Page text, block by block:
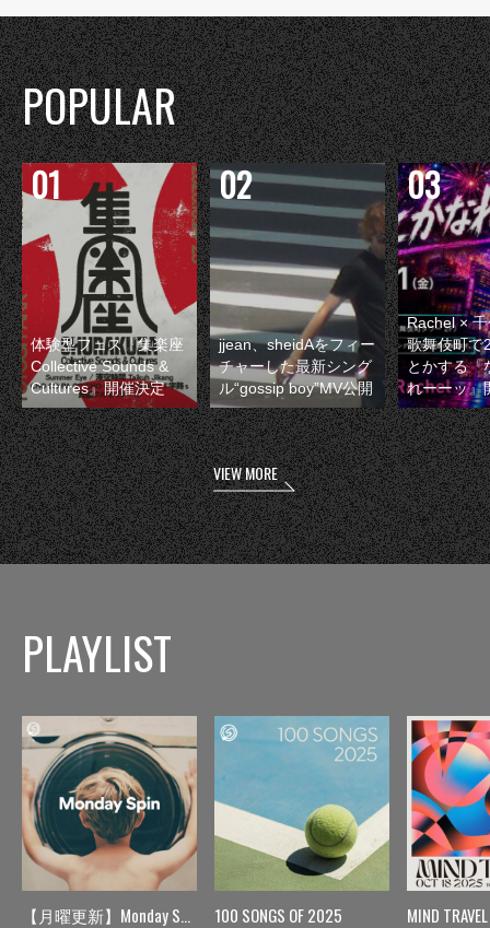
POPULAR
体験型フェス『集楽座
Collective Sounds &
Cultures』開催決定
jjean、sheidAをフィー
チャーした最新シング
ル“gossip boy”MV公開
Rachel ×
歌舞伎町で
とかする『
れーーッ』
VIEW MORE
PLAYLIST
【月曜更新】Monday Spin 100 SONGS OF 2025 MIND TRAVEL